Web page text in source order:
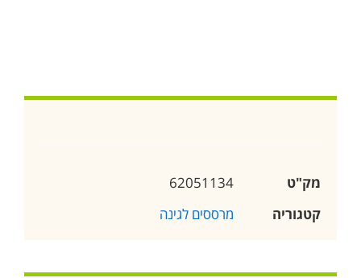
מק"ט
62051134
קטגוריה
מרססים לגינה